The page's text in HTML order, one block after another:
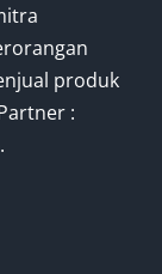
produk
: